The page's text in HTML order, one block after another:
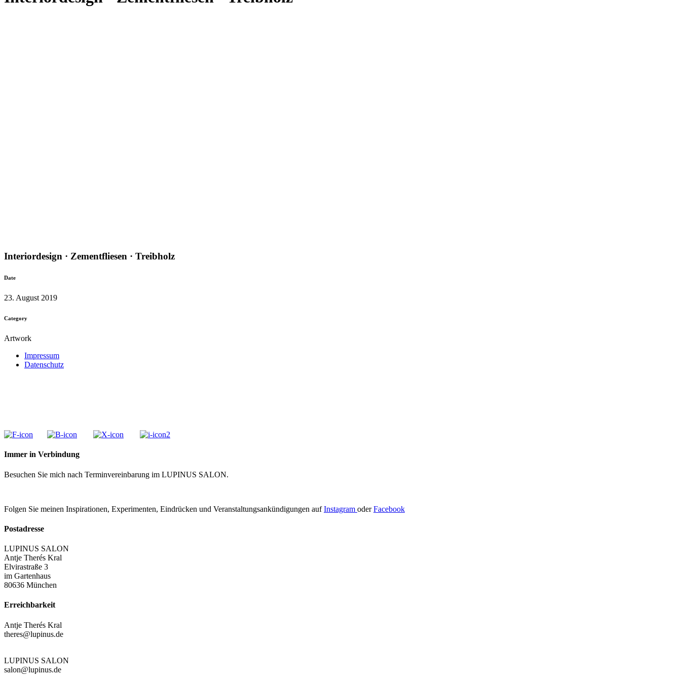
Interiordesign · Zementfliesen · Treibholz
Date
23. August 2019
Category
Artwork
Impressum
Datenschutz
Immer in Verbindung
Besuchen Sie mich nach Terminvereinbarung im LUPINUS SALON.
Folgen Sie meinen Inspirationen, Experimenten, Eindrücken und Veranstaltungsankündigungen aufInstagram oderFacebook
Postadresse
LUPINUS SALON
Antje Therés Kral
Elvirastraße 3
im Gartenhaus
80636 München
Erreichbarkeit
Antje Therés Kral
theres@lupinus.de
LUPINUS SALON
salon@lupinus.de